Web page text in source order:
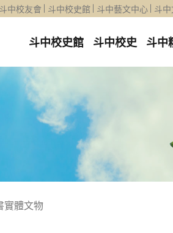
斗中校友會 斗中校史館 斗中藝文中心 斗
斗中校史館 斗中校史 斗中
實體文物